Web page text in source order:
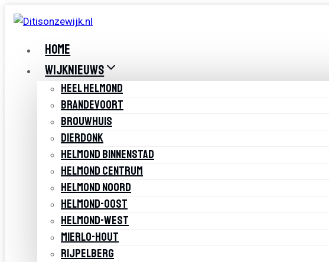
Doorgaan
naar
HOME
WIJKNIEUWS
HEEL HELMOND
BRANDEVOORT
BROUWHUIS
DIERDONK
HELMOND BINNENSTAD
HELMOND CENTRUM
HELMOND NOORD
HELMOND-OOST
HELMOND-WEST
MIERLO-HOUT
RIJPELBERG